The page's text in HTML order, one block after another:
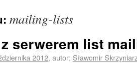
mailing-lists
serwerem list
2012, autor: Sławomir